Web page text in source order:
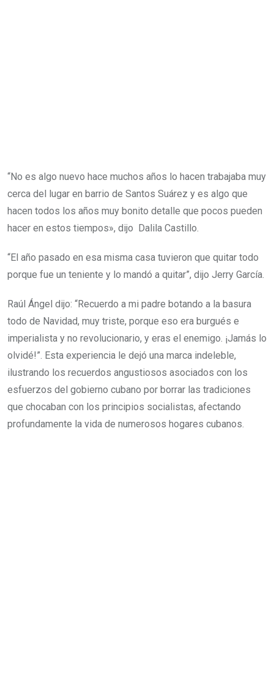
“No es algo nuevo hace muchos años lo hacen trabajaba muy
cerca del lugar en barrio de Santos Suárez y es algo que
hacen todos los años muy bonito detalle que pocos pueden
hacer en estos tiempos», dijo Dalila Castillo.
“El año pasado en esa misma casa tuvieron que quitar todo
porque fue un teniente y lo mandó a quitar”, dijo Jerry García.
Raúl Ángel dijo: “Recuerdo a mi padre botando a la basura
todo de Navidad, muy triste, porque eso era burgués e
imperialista y no revolucionario, y eras el enemigo. ¡Jamás lo
olvidé!”. Esta experiencia le dejó una marca indeleble,
ilustrando los recuerdos angustiosos asociados con los
esfuerzos del gobierno cubano por borrar las tradiciones
que chocaban con los principios socialistas, afectando
profundamente la vida de numerosos hogares cubanos.